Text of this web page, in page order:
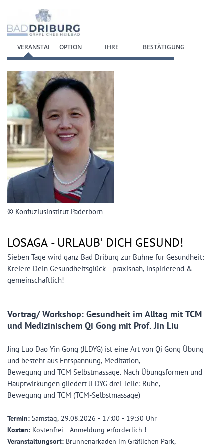
VERANSTALTUNGOPTION IHRE BESTÄTIGUNG
© Konfuziusinstitut Paderborn
LOSAGA - URLAUB' DICH GESUND!
Sieben Tage wird ganz Bad Driburg zur Bühne für Gesundheit:
Kreiere Dein Gesundheitsglück - praxisnah, inspirierend &
gemeinschaftlich!
Vortrag/ Workshop: Gesundheit im Alltag mit TCM
und Medizinischem Qi Gong mit Prof. Jin Liu
Jing Luo Dao Yin Gong (JLDYG) ist eine Art von Qi Gong Übung
und besteht aus Entspannung, Meditation,
Bewegung und TCM Selbstmassage. Nach Übungsformen und
Hauptwirkungen gliedert JLDYG drei Teile: Ruhe,
Bewegung und TCM (TCM-Selbstmassage)
Termin: Samstag, 29.08.2026 - 17:00 - 19:30 Uhr
Kosten: Kostenfrei - Anmeldung erforderlich !
Veranstaltungsort: Brunnenarkaden im Gräflichen Park,